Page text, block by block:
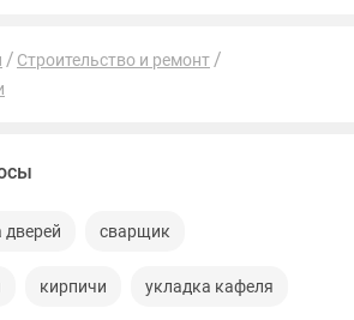
Строительство и ремонт
дверей сварщик
кирпичи укладка кафеля